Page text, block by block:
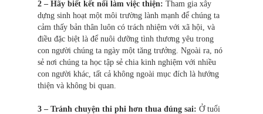
2 – Hãy biết kết nối làm việc thiện: Tham gia xây
dựng sinh hoạt một môi trường lành mạnh để chúng ta
cảm thấy bản thân luôn có trách nhiệm với xã hội, và
điều đặc biệt là để nuôi dưỡng tình thương yêu trong
con người chúng ta ngày một tăng trưởng. Ngoài ra, nó
sẻ nơi chúng ta học tập sẻ chia kinh nghiệm với nhiều
con người khác, tất cả không ngoài mục đích là hướng
thiện và không bi quan.
3 – Tránh chuyện thi phi hơn thua đúng sai: Ở tuổi